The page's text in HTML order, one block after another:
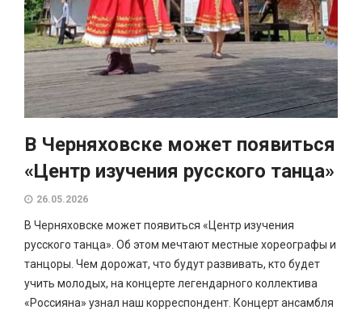
В Черняховске может появиться
«Центр изучения русского танца»
26.05.2026
В Черняховске может появиться «Центр изучения
русского танца». Об этом мечтают местные хореографы и
танцоры. Чем дорожат, что будут развивать, кто будет
учить молодых, на концерте легендарного коллектива
«Россияна» узнал наш корреспондент. Концерт ансамбля